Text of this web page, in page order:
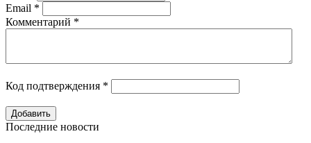
Email *
Комментарий *
Код подтверждения *
Последние новости